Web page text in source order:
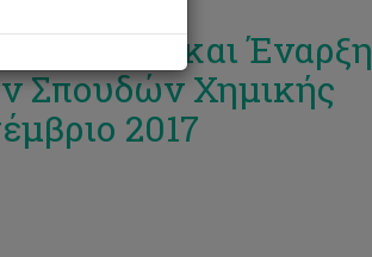
και Έναρξη
Σπουδών Χημικής
2017